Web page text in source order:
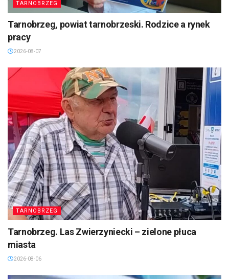
TARNOBRZEG
Tarnobrzeg, powiat tarnobrzeski. Rodzice a rynek
pracy
2026-08-07
TARNOBRZEG
Tarnobrzeg. Las Zwierzyniecki – zielone płuca
miasta
2026-08-06